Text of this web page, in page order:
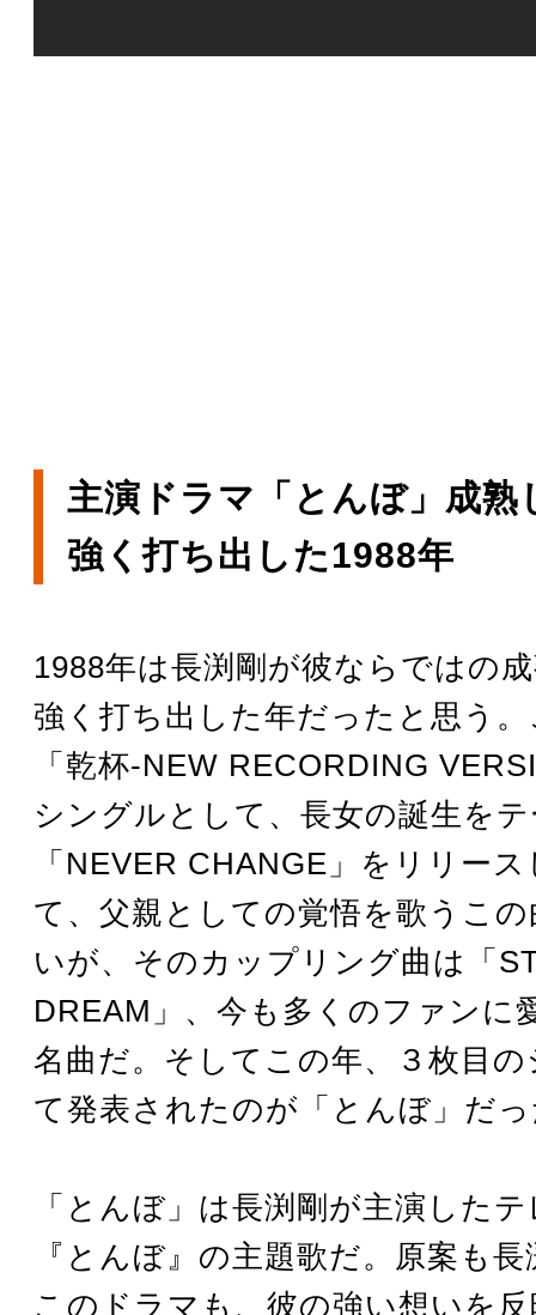
主演ドラマ「とんぼ」成熟
強く打ち出した1988年
1988年は長渕剛が彼ならではの
強く打ち出した年だったと思う
「乾杯-NEW RECORDING
シングルとして、長女の誕生を
「NEVER CHANGE」をリリー
て、父親としての覚悟を歌うこ
いが、そのカップリング曲は「
DREAM」、今も多くのファンに
名曲だ。そしてこの年、３枚目
て発表されたのが「とんぼ」だ
「とんぼ」は長渕剛が主演した
『とんぼ』の主題歌だ。原案も
このドラマも、彼の強い想いを